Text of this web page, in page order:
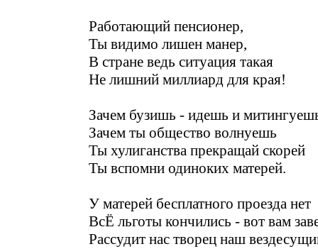
Работающий пенсионер,
Ты видимо лишен манер,
В стране ведь ситуация такая
Не лишний миллиард для края!
Зачем бузишь - идешь и
Зачем ты общество волнуешь
Ты хулиганства прекращай скорей
Ты вспомни одиноких матерей.
У матерей бесплатного проезда нет
ВсЁ льготы кончились - вот вам
Рассудит нас творец наш